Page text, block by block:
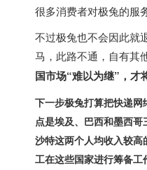
很多消费者对极兔的服
不过极兔也不会因此就
马，此路不通，自有其
国市场“难以为继”，才
下一步极兔打算把快递
点是埃及、巴西和墨西哥
沙特这两个人均收入较
工在这些国家进行筹备